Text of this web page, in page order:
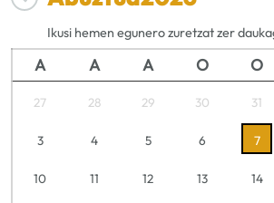
Ikusi hemen egunero zuretzat zer
A A A O O
27 28 29 30 31
3 4 5 6 7
10 11 12 13 14